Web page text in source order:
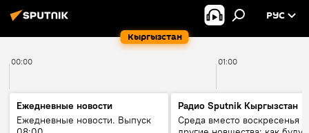
Кыргызстан
РУС
00:00 01:00
Ежедневные новости
Ежедневные новости. Выпуск
Радио Sputnik Кыргызстан
Среда вместо воскресенья и